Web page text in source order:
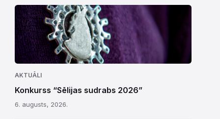
AKTUĀLI
Konkurss “Sēlijas sudrabs 2026”
6. augusts, 2026.